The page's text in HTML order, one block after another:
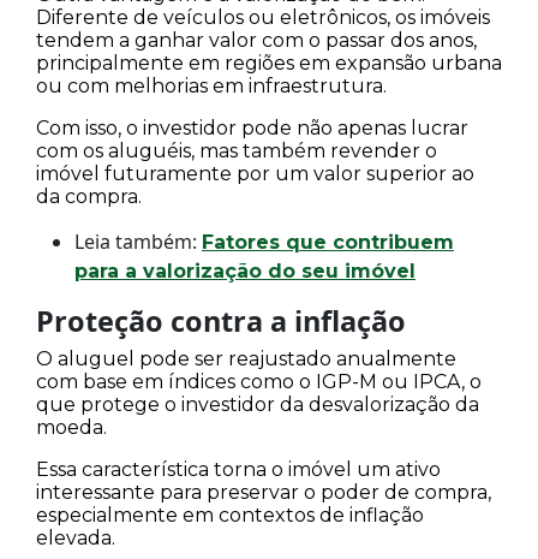
Diferente de veículos ou eletrônicos, os imóveis
tendem a ganhar valor com o passar dos anos,
principalmente em regiões em expansão urbana
ou com melhorias em infraestrutura.
Com isso, o investidor pode não apenas lucrar
com os aluguéis, mas também revender o
imóvel futuramente por um valor superior ao
da compra.
Leia também: Fatores que contribuem
para a valorização do seu imóvel
Proteção contra a inflação
O aluguel pode ser reajustado anualmente
com base em índices como o IGP-M ou IPCA, o
que protege o investidor da desvalorização da
moeda.
Essa característica torna o imóvel um ativo
interessante para preservar o poder de compra,
especialmente em contextos de inflação
elevada.